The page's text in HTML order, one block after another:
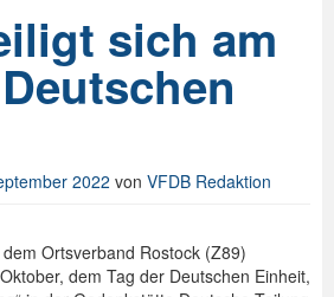
sich am
2022 von VFDB Redaktion
Ortsverband Rostock (Z89)
dem Tag der Deutschen Einheit,